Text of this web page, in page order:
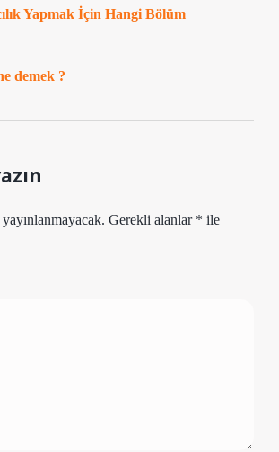
Yapmak İçin Hangi Bölüm
demek ?
Gerekli alanlar * ile